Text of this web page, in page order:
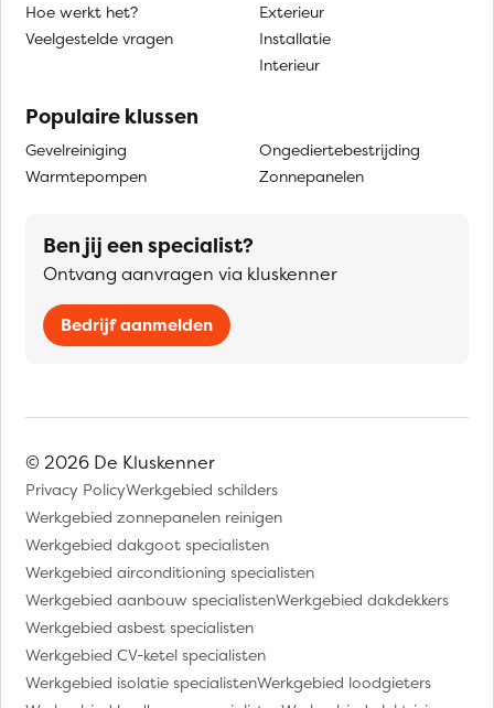
Hoe werkt het?
Veelgestelde vragen
Exterieur
Installatie
Interieur
Populaire klussen
Gevelreiniging
Warmtepompen
Ongediertebestrijding
Zonnepanelen
Ben jij een specialist?
Ontvang aanvragen via kluskenner
Bedrijf aanmelden
© 2026 De Kluskenner
Privacy PolicyWerkgebied schilders
Werkgebied zonnepanelen reinigen
Werkgebied dakgoot specialisten
Werkgebied airconditioning specialisten
Werkgebied aanbouw specialistenWerkgebied dakdekkers
Werkgebied asbest specialisten
Werkgebied CV-ketel specialisten
Werkgebied isolatie specialistenWerkgebied loodgieters